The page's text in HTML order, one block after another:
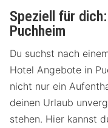
Speziell für
Puchheim
Du suchst nach
Hotel Angebote in
nicht nur ein
deinen Urlaub
stehen. Hier kannst